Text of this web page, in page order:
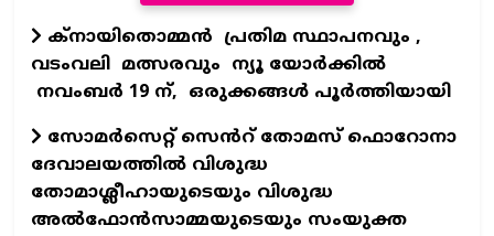
ക്‌നായിതൊമ്മന്‍ പ്രതിമ സ്ഥാപനവും ,
വടംവലി മത്സരവും ന്യൂ യോര്‍ക്കില്‍
നവംബര്‍ 19 ന്, ഒരുക്കങ്ങള്‍ പൂര്‍ത്തിയായി
സോമർസെറ്റ്‌ സെൻറ്‌ തോമസ് ഫൊറോനാ
ദേവാലയത്തിൽ വിശുദ്ധ
തോമാശ്ലീഹായുടെയും വിശുദ്ധ
അൽഫോൻസാമ്മയുടെയും സംയുക്ത